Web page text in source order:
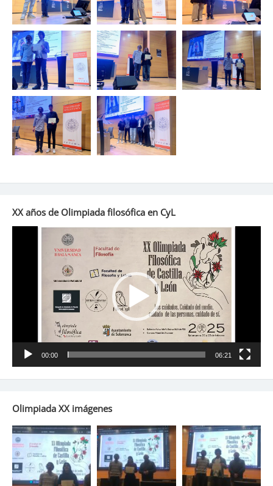
XX años de Olimpiada filosófica en CyL
Reproductor
00:00 06:21
Olimpiada XX imágenes